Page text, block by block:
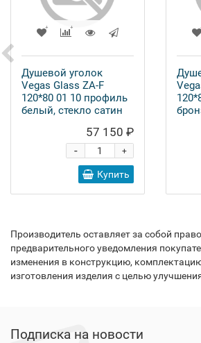
Душевой уголок
Vegas Glass ZA-F
120*80 01 10 профиль
белый, стекло сатин
57 150 ₽
+
-
Купить
Производитель оставляет за собой
предварительного уведомления
изменения в конструкцию,
изготовления изделия с целью
Подписка на новости